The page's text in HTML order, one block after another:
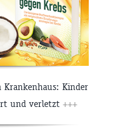
Kinder
und verletzt +++